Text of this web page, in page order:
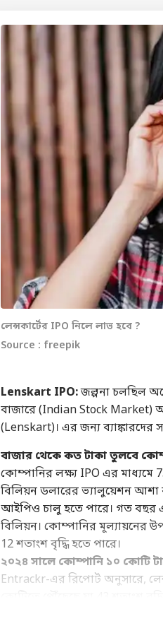
লেন্সকার্টের IPO নিলে লাভ হবে ?
Source : freepik
Lenskart IPO:জল্পনা চলছিল
বাজারে (Indian Stock Market)
(Lenskart)। এর জন্য ব্যাঙ্কারদের
বাজার থেকে কত টাকা তুলবে
কোম্পানির লক্ষ্য IPO এর মাধ্যমে
বিলিয়ন ডলারের ভ্যালুয়েশন আশা
আইপিও চালু হতে পারে। গত বছর
বিলিয়ন। কোম্পানির মূল্যায়নের
12 শতাংশ বৃদ্ধি হতে পারে।
২০২৪ সালে কোম্পানি ১০ ​​কোটি
Entrackr-এর রিপোর্ট অনুসারে,